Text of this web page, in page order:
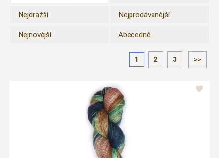
Nejdražší Nejprodávanější
Nejnovější Abecedně
1 2 3 >>